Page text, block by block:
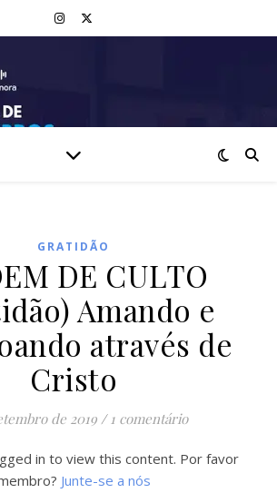
GRATIDÃO
DE CULTO
Amando e
através de
Cristo
de 2019/ 1 comentário
in to view this content. Por favor
Junte-se a nós